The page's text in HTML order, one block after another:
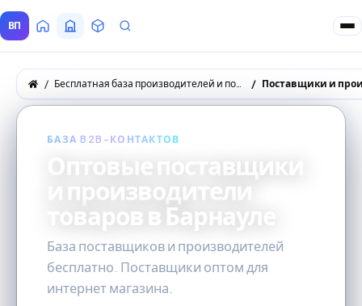
ВП ГлавнаяВсе Поставщики
ТоварыЗапросы покупателей
Бесплатная база производителей и поставщиков товаров оптом Поставщики и
БАЗА B2B-КОНТАКТОВ
Оптовые поставщики
и производители
товаров в Барнауле
База поставщиков и производителей
бесплатно. Поставщики оптом для
интернет магазина.